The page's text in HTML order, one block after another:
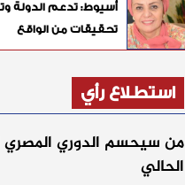
أسيوط: تدعم الدولة
تحقيقات من الواقع
استطلاع رأي
من سيحسم الدوري المصري
الحالي